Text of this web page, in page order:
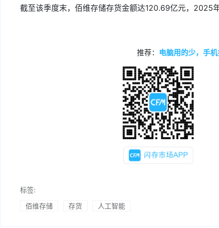
截至该季度末，佰维存储存货金额达120.69亿元，2025
推荐： 电脑用的少，手
标签:
佰维存储
存货 人工智能